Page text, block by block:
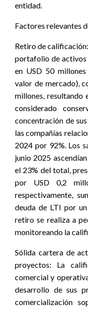
entidad.
Factores relevantes
Retiro de calificación:
portafolio de activos
en USD 50
valor de mercado),
millones, resultando
considerado
concentración de
las compañías
2024 por 92%. Los
junio 2025
el 23% del total,
por USD 0,2
respectivamente,
deuda de LTI por
retiro se realiza a
monitoreando la
Sólida cartera de
proyectos: La
comercial y
desarrollo de sus
comercialización